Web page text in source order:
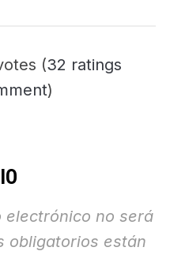
(32 ratings
)
electrónico no será
obligatorios están